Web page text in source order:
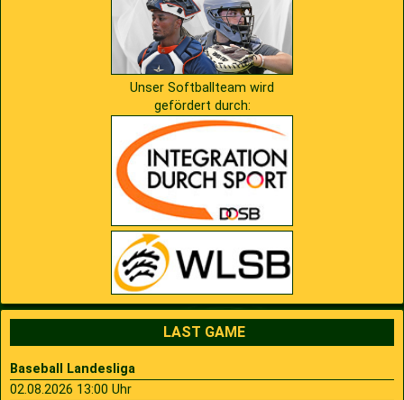
Unser Softballteam wird
gefördert durch:
LAST GAME
Baseball Landesliga
02.08.2026 13:00 Uhr